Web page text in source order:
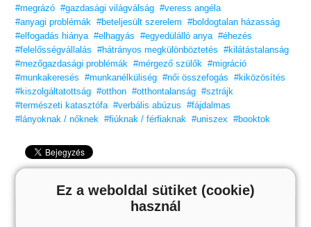
Felnőtteknek ajánljuk!
#megrázó #gazdasági világválság #veress angéla
#anyagi problémák #beteljesült szerelem
#boldogtalan házasság
#elfogadás hiánya #elhagyás #egyedülálló anya #éhezés
#felelősségvállalás
#hátrányos megkülönböztetés
#kilátástalanság
#mezőgazdasági problémák #mérgező szülők #migráció
#munkakeresés
#munkanélküliség #női összefogás
#kiközösítés
#kiszolgáltatottság #otthon #otthontalanság #sztrájk
#természeti katasztófa #verbális abúzus
#fájdalmas
#lányoknak / nőknek #fiúknak / férfiaknak #uniszex #booktok
Ez a weboldal sütiket (cookie)
használ